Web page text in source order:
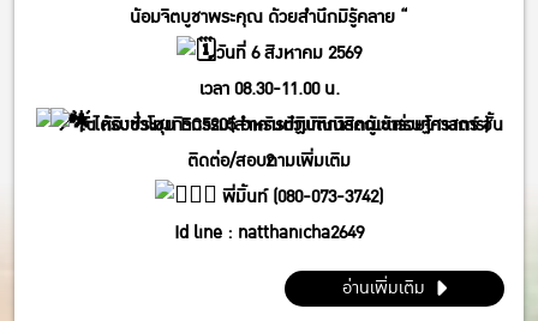
น้อมจิตบูชาพระคุณ ด้วยสำนึกมิรู้คลาย “
วันที่ 6 สิงหาคม 2569
เวลา 08.30-11.00 น.
ณ ห้องประชุม EC5205 อาคารปฏิบัติการคณะเศรษฐศาสตร์ ชั้น
2
ได้รับชั่วโมงกิจกรรม(สำหรับตัวแทนนิสิตผู้เข้าร่วมโครงการ)
ติดต่อ/สอบถามเพิ่มเติม
พี่มิ้นท์ (080-073-3742)
Id line : natthanicha2649
IG : @_m.mintt_
พี่โฟร์ (086-339-3381)
อ่านเพิ่มเติม